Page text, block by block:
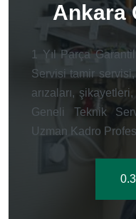
Ankara
1 Yıl Parça
Servisi tamir servisi,
arızaları,
Geneli Teknik
Uzman Kadro